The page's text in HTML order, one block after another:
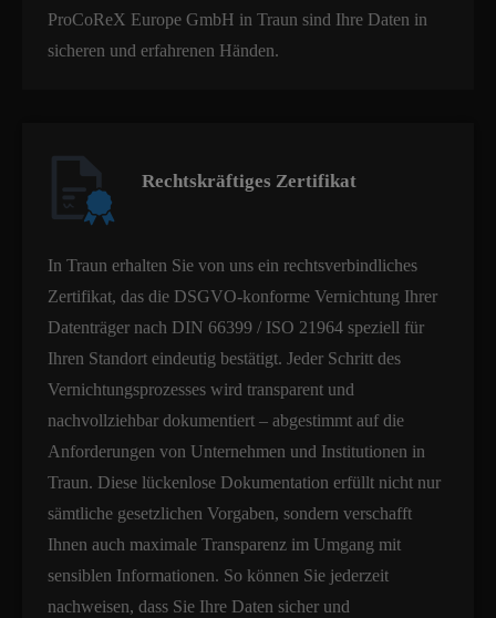
ProCoReX Europe GmbH in Traun sind Ihre Daten in
sicheren und erfahrenen Händen.
Rechtskräftiges Zertifikat
In Traun erhalten Sie von uns ein rechtsverbindliches
Zertifikat, das die DSGVO-konforme Vernichtung Ihrer
Datenträger nach DIN 66399 / ISO 21964 speziell für
Ihren Standort eindeutig bestätigt. Jeder Schritt des
Vernichtungsprozesses wird transparent und
nachvollziehbar dokumentiert – abgestimmt auf die
Anforderungen von Unternehmen und Institutionen in
Traun. Diese lückenlose Dokumentation erfüllt nicht nur
sämtliche gesetzlichen Vorgaben, sondern verschafft
Ihnen auch maximale Transparenz im Umgang mit
sensiblen Informationen. So können Sie jederzeit
nachweisen, dass Sie Ihre Daten sicher und